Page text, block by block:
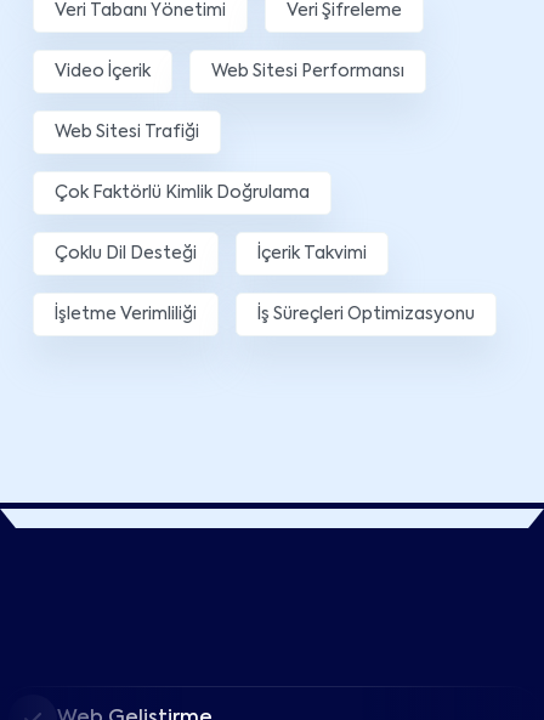
Veri Tabanı Yönetimi Veri Şifreleme
Video İçerik Web Sitesi Performansı
Web Sitesi Trafiği
Çok Faktörlü Kimlik Doğrulama
Çoklu Dil Desteği İçerik Takvimi
İşletme Verimliliği İş Süreçleri Optimizasyonu